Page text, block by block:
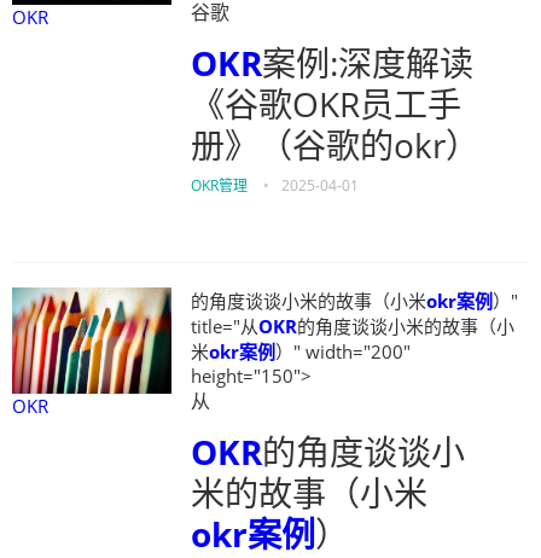
OKR 谷歌
OKR案例:深度解读
《谷歌OKR员工手
册》（谷歌的okr）
OKR管理 • 2025-04-01
OKR
的角度谈谈小米的故事（小米okr案例 ）"
title="从OKR的角度谈谈小米的故事（小
米okr案例 ）" width="200"
height="150">
从
OKR的角度谈谈小
米的故事（小米
okr案例）